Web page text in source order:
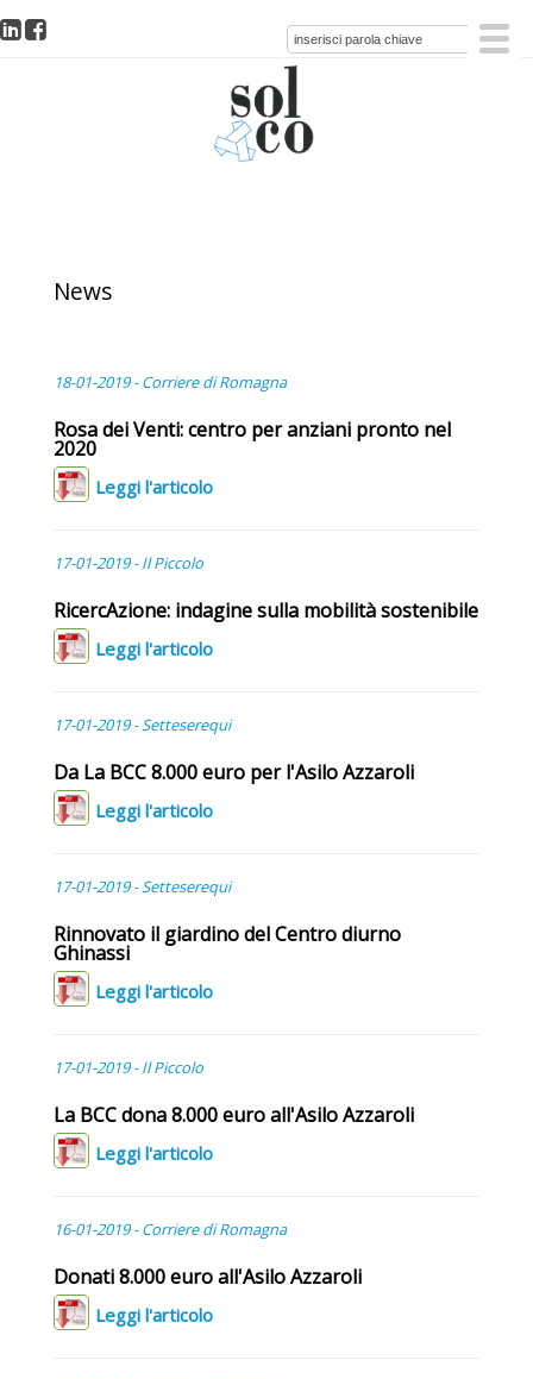
News
18-01-2019 - Corriere di Romagna
Rosa dei Venti: centro per anziani pronto nel
2020
Leggi l'articolo
17-01-2019 - Il Piccolo
RicercAzione: indagine sulla mobilità sostenibile
Leggi l'articolo
17-01-2019 - Setteserequi
Da La BCC 8.000 euro per l'Asilo Azzaroli
Leggi l'articolo
17-01-2019 - Setteserequi
Rinnovato il giardino del Centro diurno
Ghinassi
Leggi l'articolo
17-01-2019 - Il Piccolo
La BCC dona 8.000 euro all'Asilo Azzaroli
Leggi l'articolo
16-01-2019 - Corriere di Romagna
Donati 8.000 euro all'Asilo Azzaroli
Leggi l'articolo